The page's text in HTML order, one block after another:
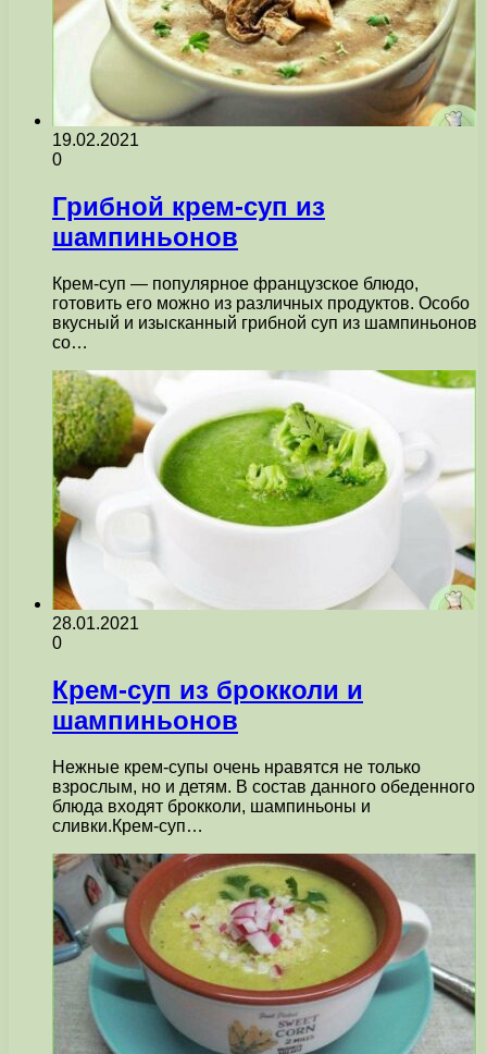
19.02.2021
0
Грибной крем-суп из
шампиньонов
Крем-суп — популярное французское блюдо,
готовить его можно из различных продуктов. Особо
вкусный и изысканный грибной суп из шампиньонов
со…
28.01.2021
0
Крем-суп из брокколи и
шампиньонов
Нежные крем-супы очень нравятся не только
взрослым, но и детям. В состав данного обеденного
блюда входят брокколи, шампиньоны и
сливки.Крем-суп…